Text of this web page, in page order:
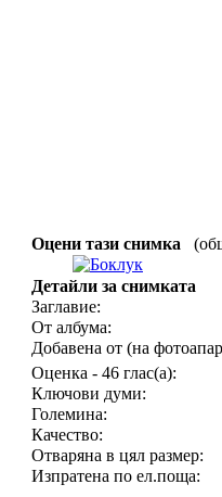
Оцени тази снимка
Детайли за снимката
Заглавие:
От албума:
Добавена от (на
Оценка - 46 глас(а):
Ключови думи:
Големина:
Качество:
Отваряна в цял размер:
Изпратена по ел.поща: